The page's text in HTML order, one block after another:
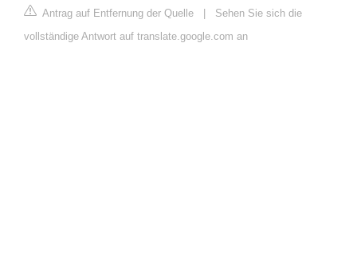
Antrag auf Entfernung der Quelle | Sehen Sie sich die
vollständige Antwort auf translate.google.com an